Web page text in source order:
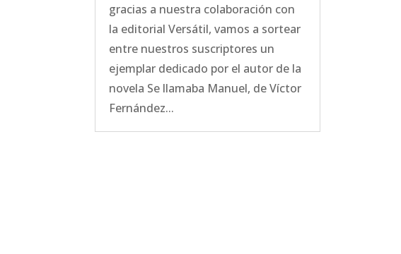
gracias a nuestra colaboración con
la editorial Versátil, vamos a sortear
entre nuestros suscriptores un
ejemplar dedicado por el autor de la
novela Se llamaba Manuel, de Víctor
Fernández...